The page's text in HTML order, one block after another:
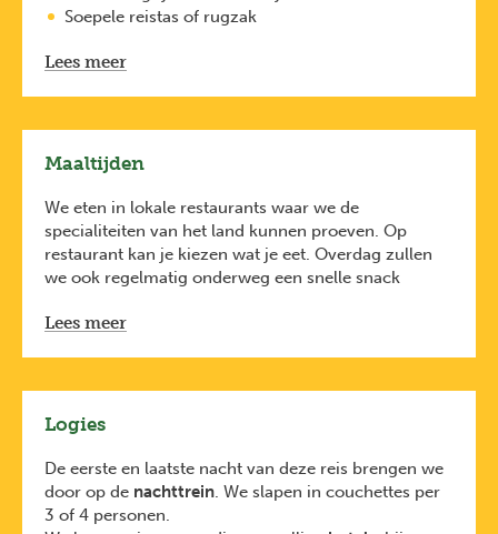
Zuid
18:06
03/11/26 -
Berlin
Hauptbahnhof
10/11/26 -
22:51
Bruxelles
Midi/Brussel
Zuid
11/11/26 -
10:27
Soepele reistas of rugzak
transport is beperkt.
Misschien kan je wel enkele spullen lenen van
iemand. Of neem een kijkje bij een verhuurdienst
zoals die van A.S. Adventure.
toilettasmee
Lees meer
Maaltijden
We eten in lokale restaurants waar we de
specialiteiten van het land kunnen proeven. Op
restaurant kan je kiezen wat je eet. Overdag zullen
we ook regelmatig onderweg een snelle snack
te krijgen.
Lees meer
Logies
De eerste en laatste nacht van deze reis brengen we
door op de nachttrein. We slapen in couchettes per
3 of 4 personen.